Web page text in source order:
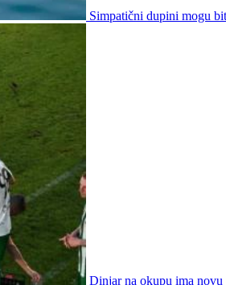
Simpatični dupini mogu
Dinjar na okupu ima